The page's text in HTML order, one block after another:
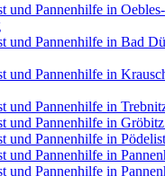
und Pannenhilfe in
und Pannenhilfe in Bad
und Pannenhilfe in
und Pannenhilfe in
und Pannenhilfe in
und Pannenhilfe in Pödelist
und Pannenhilfe in
und Pannenhilfe in